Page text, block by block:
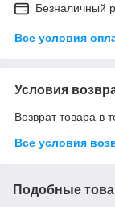
Безналичный
Все условия
Условия
Возврат товара в
Все условия
Подобные